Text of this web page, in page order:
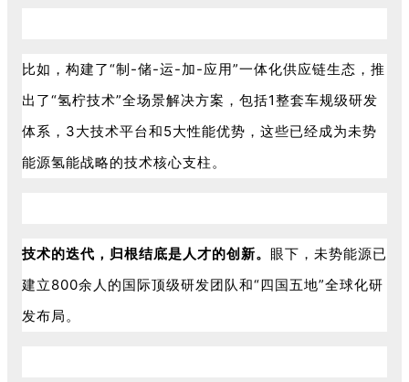
比如，构建了“制-储-运-加-应用”一体化供应链生态，推
出了“氢柠技术”全场景解决方案，包括1整套车规级研发
体系，3大技术平台和5大性能优势，这些已经成为未势
能源氢能战略的技术核心支柱。
技术的迭代，归根结底是人才的创新。 眼下，未势能源已
建立800余人的国际顶级研发团队和“四国五地”全球化研
发布局。